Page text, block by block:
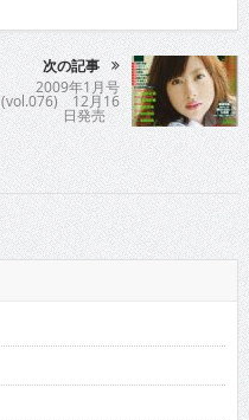
次の記事
2009年1月号
(vol.076) 12月16
日発売